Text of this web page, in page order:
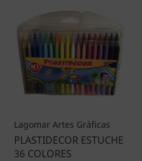
Lagomar Artes Gráficas
PLASTIDECOR ESTUCHE
36 COLORES